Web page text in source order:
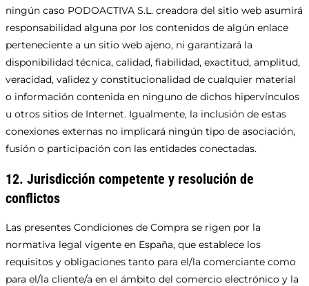
ningún caso PODOACTIVA S.L. creadora del sitio web asumirá
responsabilidad alguna por los contenidos de algún enlace
perteneciente a un sitio web ajeno, ni garantizará la
disponibilidad técnica, calidad, fiabilidad, exactitud, amplitud,
veracidad, validez y constitucionalidad de cualquier material
o información contenida en ninguno de dichos hipervínculos
u otros sitios de Internet. Igualmente, la inclusión de estas
conexiones externas no implicará ningún tipo de asociación,
fusión o participación con las entidades conectadas.
12. Jurisdicción competente y resolución de
conflictos
Las presentes Condiciones de Compra se rigen por la
normativa legal vigente en España, que establece los
requisitos y obligaciones tanto para el/la comerciante como
para el/la cliente/a en el ámbito del comercio electrónico y la